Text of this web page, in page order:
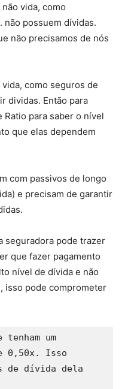
vida, como
não possuem dívidas.
não precisamos de nós
como seguros de
dividas. Então para
Ratio para saber o nível
que elas dependem
com passivos de longo
e precisam de garantir
seguradora pode trazer
que fazer pagamento
nível de dívida e não
isso pode comprometer
um
0,50x. Isso
de dívida dela